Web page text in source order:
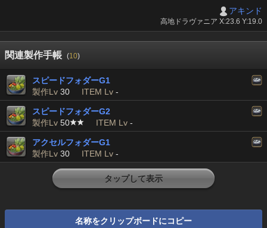
アキンド
高地ドラヴァニア X:23.6 Y:19.0
関連製作手帳 (10)
スピードフォダーG1
製作Lv 30 ITEM Lv -
スピードフォダーG2
製作Lv 50 ITEM Lv -
アクセルフォダーG1
製作Lv 30 ITEM Lv -
タップして表示
名称をクリップボードにコピー